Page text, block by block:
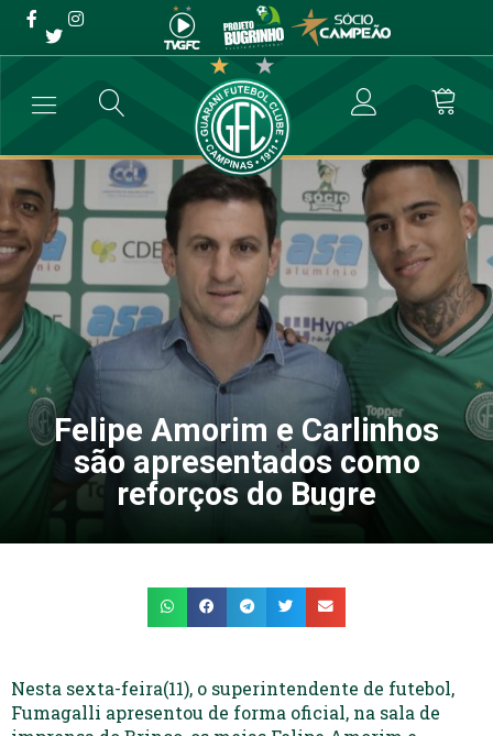
Felipe Amorim e Carlinhos
são apresentados como
reforços do Bugre
→ Futebol Profissional → Felipe Amorim e Carlinhos são
Felipe Amorim e Carlinhos
são apresentados como
reforços do Bugre
Nesta sexta-feira(11), o superintendente de futebol,
Fumagalli apresentou de forma oficial, na sala de